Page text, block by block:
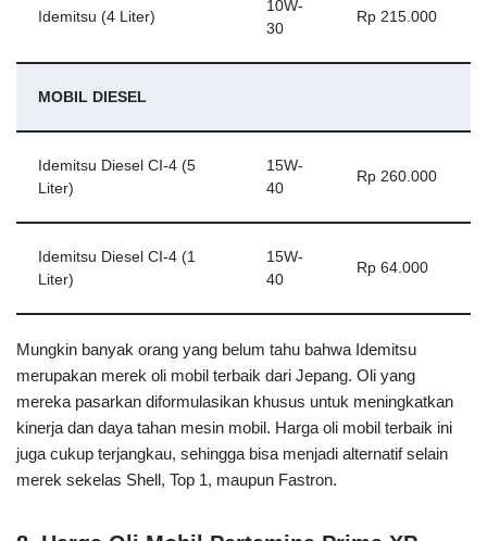
Idemitsu (4 Liter)
10W-
30
Rp 215.000
MOBIL DIESEL
Idemitsu Diesel CI-4 (5
Liter)
15W-
40
Rp 260.000
Idemitsu Diesel CI-4 (1
Liter)
15W-
40
Rp 64.000
Mungkin banyak orang yang belum tahu bahwa Idemitsu
merupakan merek oli mobil terbaik dari Jepang. Oli yang
mereka pasarkan diformulasikan khusus untuk meningkatkan
kinerja dan daya tahan mesin mobil. Harga oli mobil terbaik ini
juga cukup terjangkau, sehingga bisa menjadi alternatif selain
merek sekelas Shell, Top 1, maupun Fastron.